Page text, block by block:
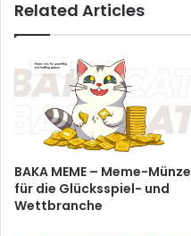
Related Articles
BAKA MEME – Meme-Münze
für die Glücksspiel- und
Wettbranche